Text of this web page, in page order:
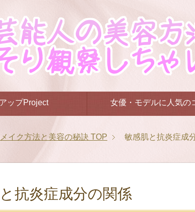
ップProject 女優・モデルに人気の
イク方法と美容の秘訣 TOP 敏感肌と抗炎症成
抗炎症成分の関係